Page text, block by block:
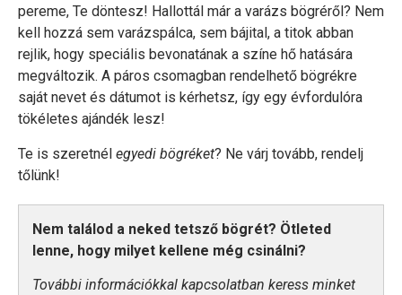
pereme, Te döntesz! Hallottál már a varázs bögréről? Nem
kell hozzá sem varázspálca, sem bájital, a titok abban
rejlik, hogy speciális bevonatának a színe hő hatására
megváltozik. A páros csomagban rendelhető bögrékre
saját nevet és dátumot is kérhetsz, így egy évfordulóra
tökéletes ajándék lesz!
Te is szeretnél egyedi bögréket? Ne várj tovább, rendelj
tőlünk!
Nem találod a neked tetsző bögrét? Ötleted
lenne, hogy milyet kellene még csinálni?
További információkkal kapcsolatban keress minket